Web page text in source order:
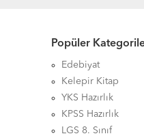
Popüler
Edebiyat
Kelepir Kitap
YKS Hazırlık
KPSS Hazırlık
LGS 8. Sınıf